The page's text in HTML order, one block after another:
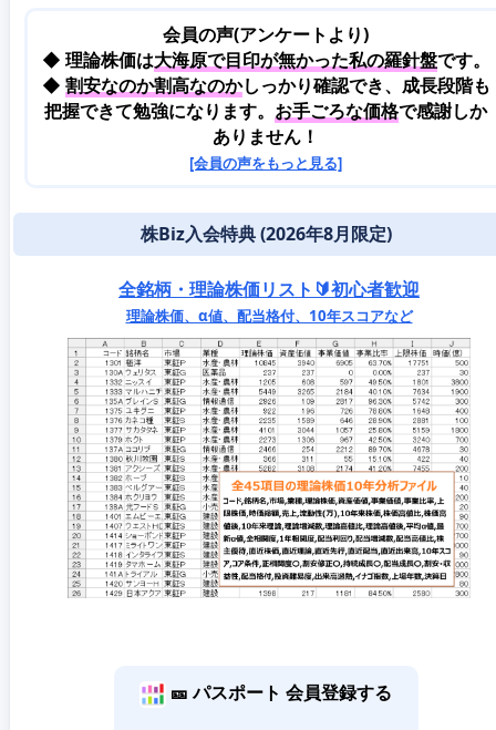
会員の声(アンケートより)
◆ 理論株価は大海原で目印が無かった私の羅針盤です。
◆ 割安なのか割高なのかしっかり確認でき、成長段階も
把握できて勉強になります。 お手ごろな価格で感謝しか
ありません！
[会員の声をもっと見る]
株Biz入会特典 (2026年8月限定)
全銘柄・理論株価リスト🔰初心者歓迎
理論株価、α値、配当格付、10年スコアなど
🎫 パスポート 会員登録する